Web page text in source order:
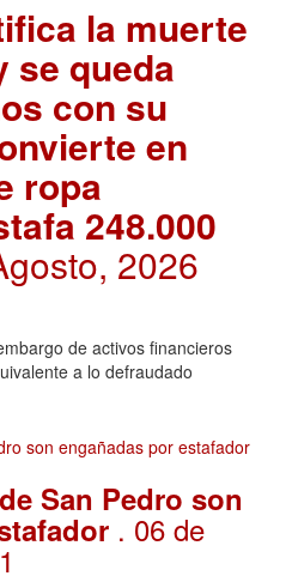
la muerte
se queda
con su
en
ropa
248.000
2026
de activos financieros
a lo defraudado
San Pedro son
. 06 de